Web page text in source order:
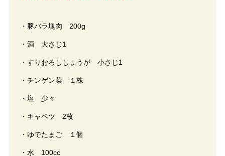
・豚バラ塊肉 200g
・酒 大さじ1
・すりおろししょうが 小さじ1
・チンゲン菜 １株
・塩 少々
・キャベツ 2枚
・ゆでたまご １個
・水 100cc